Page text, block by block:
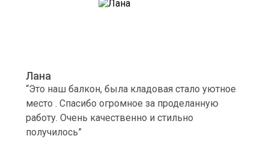
Лана
“Это наш балкон, была кладовая стало уютное
место . Спасибо огромное за проделанную
работу. Очень качественно и стильно
получилось”